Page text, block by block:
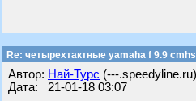
Re: четырехтактные yamaha f 9.9
Автор: Най-Турс (---.speedyline.ru)
Дата: 21-01-18 03:07